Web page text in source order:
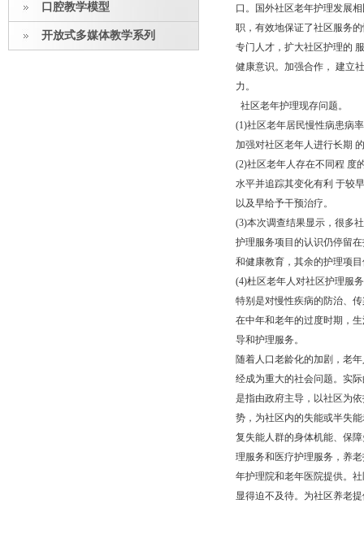
口腔教学模型
开放式多媒体教学系列
口。国外社区老年护理发展
职，有效地保证了社区服务
专门人才，扩大社区护理的
健康意识。加强合作， 建立
力。
社区老年护理现存问题。
(1)社区老年居民慢性病患病
加强对社区老年人进行长期
(2)社区老年人存在不同程 度
水平并追踪其变化有利 于较
以及早给予干预治疗。
(3)本次调查结果显示，很多
护理服务项目的认识仍停留
和健康教育，其余的护理项
(4)杜区老年人对社区护理服
特别是对慢性疾病的防治、
在中年和老年的过度时期，
导和护理服务。
随着人口老龄化的加剧，老
经成为重大的社会问题。实
是指由政府主导，以社区为
势，为社区内的失能或半失
复失能人群的身体机能、保
理服务和医疗护理服务，养
年护理院和老年医院提供。
显得迫不及待。为社区养老